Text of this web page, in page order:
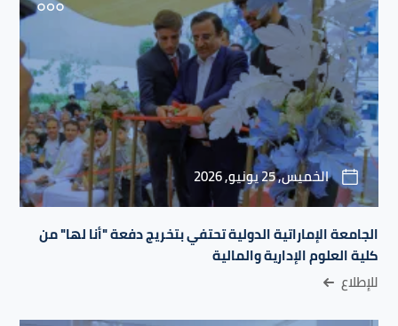
الخميس, 25 يونيو, 2026
الجامعة الإماراتية الدولية تحتفي بتخريج دفعة "أنا لها" من
كلية العلوم الإدارية والمالية
للإطلاع